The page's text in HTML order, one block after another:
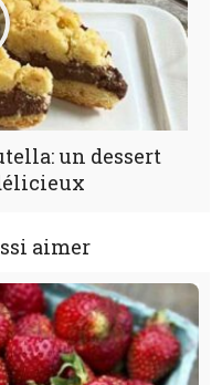
un dessert
aimer